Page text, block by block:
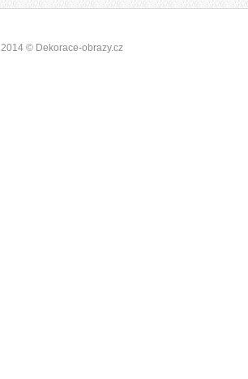
2014 © Dekorace-obrazy.cz